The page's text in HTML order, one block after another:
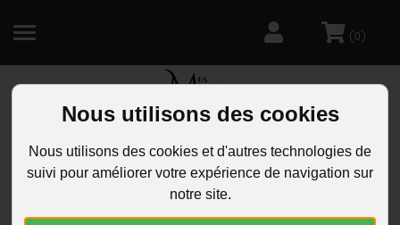
Nous utilisons des cookies
Nous utilisons des cookies et d'autres technologies de
suivi pour améliorer votre expérience de navigation sur
notre site.
(0)